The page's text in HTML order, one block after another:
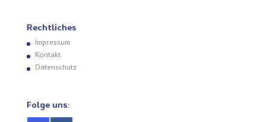
Rechtliches
Impressum
Kontakt
Datenschutz
Folge uns: